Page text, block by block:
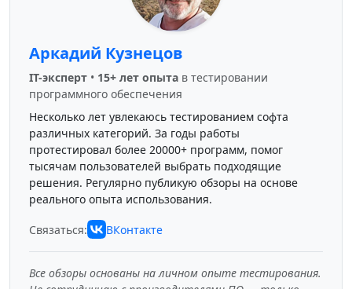
Аркадий Кузнецов
IT-эксперт • 15+ лет опыта в тестировании
программного обеспечения
Несколько лет увлекаюсь тестированием софта
различных категорий. За годы работы
протестировал более 20000+ программ, помог
тысячам пользователей выбрать подходящие
решения. Регулярно публикую обзоры на основе
реального опыта использования.
Связаться: ВКонтакте
Все обзоры основаны на личном опыте тестирования.